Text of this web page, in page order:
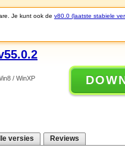
Je kunt ook de v80.0 (laatste stabiele
/ WinXP
versies Reviews